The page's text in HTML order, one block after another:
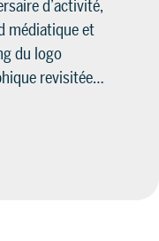
d’activité,
médiatique et
du logo
revisitée…